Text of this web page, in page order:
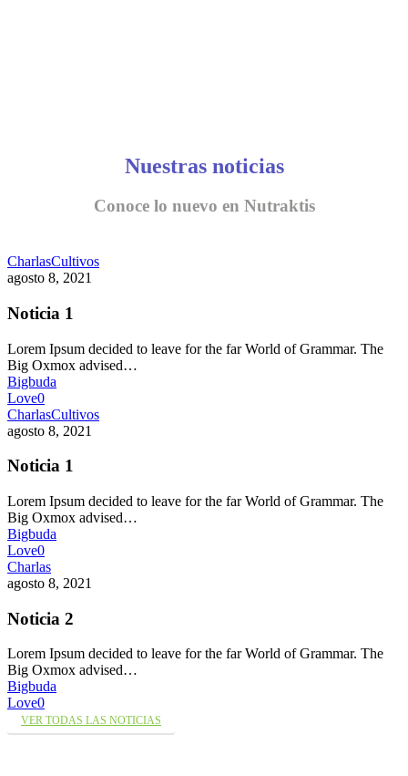
Nuestras noticias
Conoce lo nuevo en Nutraktis
CharlasCultivos
agosto 8, 2021
Noticia 1
Lorem Ipsum decided to leave for the far World of Grammar. The
Big Oxmox advised…
Bigbuda
Love0
CharlasCultivos
agosto 8, 2021
Noticia 1
Lorem Ipsum decided to leave for the far World of Grammar. The
Big Oxmox advised…
Bigbuda
Love0
Charlas
agosto 8, 2021
Noticia 2
Lorem Ipsum decided to leave for the far World of Grammar. The
Big Oxmox advised…
Bigbuda
Love0
VER TODAS LAS NOTICIAS